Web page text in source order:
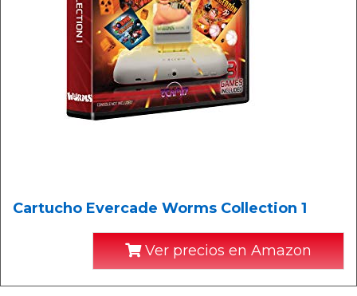
Cartucho Evercade Worms Collection 1
Ver precios en Amazon